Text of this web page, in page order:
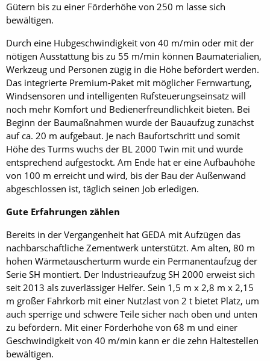
Gütern bis zu einer Förderhöhe von 250 m lasse sich
bewältigen.
Durch eine Hubgeschwindigkeit von 40 m/min oder mit der
nötigen Ausstattung bis zu 55 m/min können Baumaterialien,
Werkzeug und Personen zügig in die Höhe befördert werden.
Das integrierte Premium-Paket mit möglicher Fernwartung,
Windsensoren und intelligenten Rufsteuerungseinsatz will
noch mehr Komfort und Bedienerfreundlichkeit bieten. Bei
Beginn der Baumaßnahmen wurde der Bauaufzug zunächst
auf ca. 20 m aufgebaut. Je nach Baufortschritt und somit
Höhe des Turms wuchs der BL 2000 Twin mit und wurde
entsprechend aufgestockt. Am Ende hat er eine Aufbauhöhe
von 100 m erreicht und wird, bis der Bau der Außenwand
abgeschlossen ist, täglich seinen Job erledigen.
Gute Erfahrungen zählen
Bereits in der Vergangenheit hat GEDA mit Aufzügen das
nachbarschaftliche Zementwerk unterstützt. Am alten, 80 m
hohen Wärmetauscherturm wurde ein Permanentaufzug der
Serie SH montiert. Der Industrieaufzug SH 2000 erweist sich
seit 2013 als zuverlässiger Helfer. Sein 1,5 m x 2,8 m x 2,15
m großer Fahrkorb mit einer Nutzlast von 2 t bietet Platz, um
auch sperrige und schwere Teile sicher nach oben und unten
zu befördern. Mit einer Förderhöhe von 68 m und einer
Geschwindigkeit von 40 m/min kann er die zehn Haltestellen
bewältigen.